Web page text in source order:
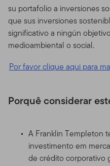
su portafolio a inversiones
que sus inversiones
significativo a ningún
medioambiental o social.
Por favor clique aqui para
Porquê considerar
A Franklin Templeton
investimento em
de crédito corporativo